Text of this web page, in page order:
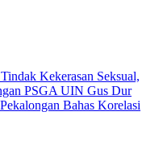
Kekerasan Seksual,
PSGA UIN Gus Dur
Bahas Korelasi